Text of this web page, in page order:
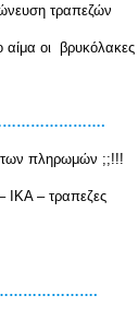
τραπεζών
οι βρυκόλακες
πληρωμών ;;!!!
– τραπεζες